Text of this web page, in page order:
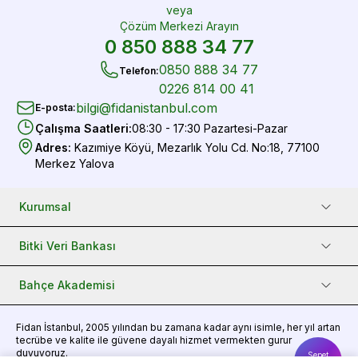
Sepet
veya
Çözüm Merkezi Arayın
0 850 888 34 77
Telefon:0850 888 34 77
0226 814 00 41
E-posta:bilgi@fidanistanbul.com
Çalışma Saatleri:08:30 - 17:30 Pazartesi-Pazar
Adres: Kazımiye Köyü, Mezarlık Yolu Cd. No:18, 77100
Merkez Yalova
Kurumsal
Bitki Veri Bankası
Bahçe Akademisi
Fidan İstanbul, 2005 yılından bu zamana kadar aynı isimle, her yıl artan
tecrübe ve kalite ile güvene dayalı hizmet vermekten gurur
duyuyoruz.